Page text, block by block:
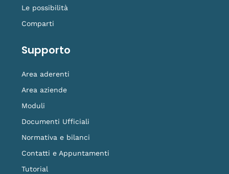
Le possibilità
Comparti
Supporto
Area aderenti
Area aziende
Moduli
Documenti Ufficiali
Normativa e bilanci
Contatti e Appuntamenti
Tutorial